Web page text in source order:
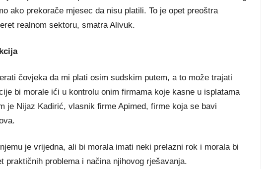
ako prekorače mjesec da nisu platili. To je opet preoštra
realnom sektoru, smatra Alivuk.
čovjeka da mi plati osim sudskim putem, a to može trajati
bi morale ići u kontrolu onim firmama koje kasne u isplatama
je Nijaz Kadirić, vlasnik firme Apimed, firme koja se bavi
je vrijedna, ali bi morala imati neki prelazni rok i morala bi
praktičnih problema i načina njihovog rješavanja.